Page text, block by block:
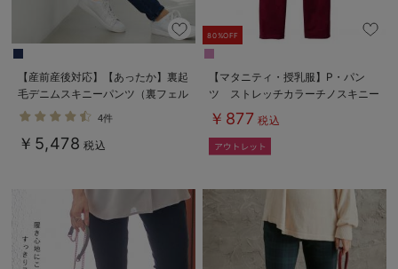
【産前産後対応】【あったか】裏起
毛デニムスキニーパンツ（裏フェル
トタッチ ）【出産後も長く使え
4件
￥5,478 税込
80%OFF
【マタニティ・授乳服】P・パン
ツ ストレッチカラーチノスキニー
【special price】
￥877 税込